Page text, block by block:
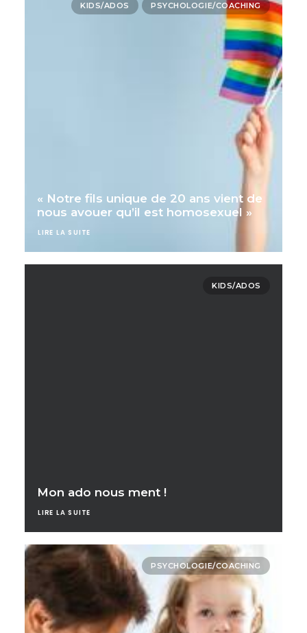
KIDS/ADOS PSYCHOLOGIE/COACHING
« Notre fils unique de 20 ans vient de
nous avouer qu’il est homosexuel »
LIRE LA SUITE
KIDS/ADOS
Mon ado nous ment !
LIRE LA SUITE
PSYCHOLOGIE/COACHING